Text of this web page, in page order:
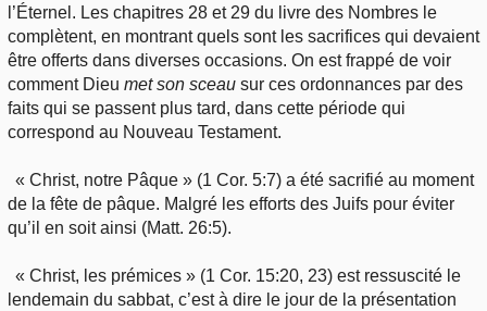
l’Éternel. Les chapitres 28 et 29 du livre des Nombres le
complètent, en montrant quels sont les sacrifices qui devaient
être offerts dans diverses occasions. On est frappé de voir
comment Dieu met son sceau sur ces ordonnances par des
faits qui se passent plus tard, dans cette période qui
correspond au Nouveau Testament.
« Christ, notre Pâque » (1 Cor. 5:7) a été sacrifié au moment
de la fête de pâque. Malgré les efforts des Juifs pour éviter
qu’il en soit ainsi (Matt. 26:5).
« Christ, les prémices » (1 Cor. 15:20, 23) est ressuscité le
lendemain du sabbat, c’est à dire le jour de la présentation